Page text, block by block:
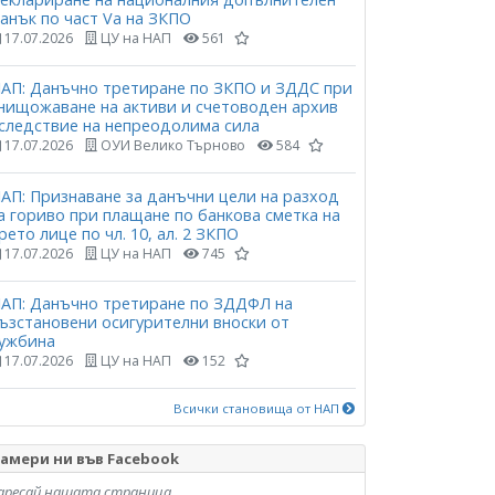
по част Vа на ЗКПО
17.07.2026 ЦУ на НАП 561
Данъчно третиране по ЗКПО и ЗДДС при
на активи и счетоводен архив
на непреодолима сила
17.07.2026 ОУИ Велико Търново 584
Признаване за данъчни цели на разход
гориво при плащане по банкова сметка на
лице по чл. 10, ал. 2 ЗКПО
17.07.2026 ЦУ на НАП 745
Данъчно третиране по ЗДДФЛ на
осигурителни вноски от
17.07.2026 ЦУ на НАП 152
Всички становища от НАП
ни във Facebook